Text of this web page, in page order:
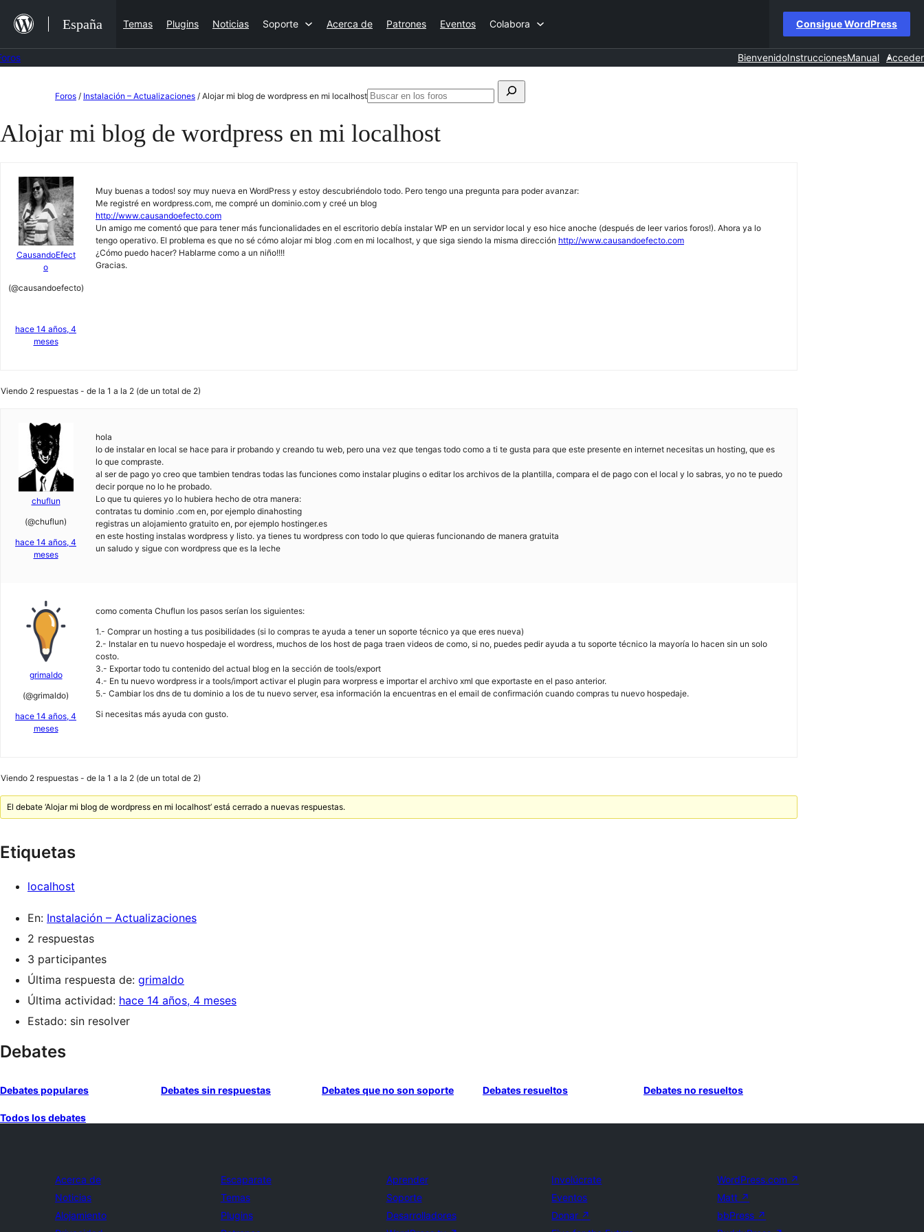
contenido
España Temas Plugins Noticias Soporte Acerca de Patrones Eventos Colabora Consigue WordPress
BienvenidoInstruccionesManual Acceder
contenido
Foros / Instalación – Actualizaciones / Alojar mi blog de wordpress en mi localhostBuscar:
Buscar
Alojar mi blog de wordpress en mi localhost
CausandoEfect
o
(@causandoefecto)
hace 14 años, 4
meses
Muy buenas a todos! soy muy nueva en WordPress y estoy descubriéndolo todo. Pero tengo una pregunta para poder avanzar:
Me registré en wordpress.com, me compré un dominio.com y creé un blog
http://www.causandoefecto.com
Un amigo me comentó que para tener más funcionalidades en el escritorio debía instalar WP en un servidor local y eso hice anoche (después de leer varios foros!). Ahora ya lo
tengo operativo. El problema es que no sé cómo alojar mi blog .com en mi localhost, y que siga siendo la misma dirección http://www.causandoefecto.com
¿Cómo puedo hacer? Hablarme como a un niño!!!!
Gracias.
Viendo 2 respuestas - de la 1 a la 2 (de un total de 2)
chuflun
(@chuflun)
hace 14 años, 4
meses
hola
lo de instalar en local se hace para ir probando y creando tu web, pero una vez que tengas todo como a ti te gusta para que este presente en internet necesitas un hosting, que es
lo que compraste.
al ser de pago yo creo que tambien tendras todas las funciones como instalar plugins o editar los archivos de la plantilla, compara el de pago con el local y lo sabras, yo no te puedo
decir porque no lo he probado.
Lo que tu quieres yo lo hubiera hecho de otra manera:
contratas tu dominio .com en, por ejemplo dinahosting
registras un alojamiento gratuito en, por ejemplo hostinger.es
en este hosting instalas wordpress y listo. ya tienes tu wordpress con todo lo que quieras funcionando de manera gratuita
un saludo y sigue con wordpress que es la leche
grimaldo
(@grimaldo)
hace 14 años, 4
meses
como comenta Chuflun los pasos serían los siguientes:
1.- Comprar un hosting a tus posibilidades (si lo compras te ayuda a tener un soporte técnico ya que eres nueva)
2.- Instalar en tu nuevo hospedaje el wordress, muchos de los host de paga traen videos de como, si no, puedes pedir ayuda a tu soporte técnico la mayoría lo hacen sin un solo
costo.
3.- Exportar todo tu contenido del actual blog en la sección de tools/export
4.- En tu nuevo wordpress ir a tools/import activar el plugin para worpress e importar el archivo xml que exportaste en el paso anterior.
5.- Cambiar los dns de tu dominio a los de tu nuevo server, esa información la encuentras en el email de confirmación cuando compras tu nuevo hospedaje.
Si necesitas más ayuda con gusto.
Viendo 2 respuestas - de la 1 a la 2 (de un total de 2)
El debate ‘Alojar mi blog de wordpress en mi localhost’ está cerrado a nuevas respuestas.
Etiquetas
localhost
En: Instalación – Actualizaciones
2 respuestas
3 participantes
Última respuesta de: grimaldo
Última actividad: hace 14 años, 4 meses
Estado: sin resolver
Debates
Debates populares Debates sin respuestas Debates que no son soporte Debates resueltos Debates no resueltos
Todos los debates
Acerca de
Noticias
Alojamiento
Escaparate
Temas
Plugins
Aprender
Soporte
Desarrolladores
Involúcrate
Eventos
Donar ↗
WordPress.com ↗
Matt ↗
bbPress ↗